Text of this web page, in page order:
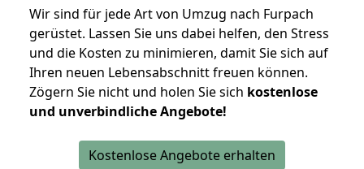
Wir sind für jede Art von Umzug nach Furpach
gerüstet. Lassen Sie uns dabei helfen, den Stress
und die Kosten zu minimieren, damit Sie sich auf
Ihren neuen Lebensabschnitt freuen können.
Zögern Sie nicht und holen Sie sich kostenlose
und unverbindliche Angebote!
Kostenlose Angebote erhalten